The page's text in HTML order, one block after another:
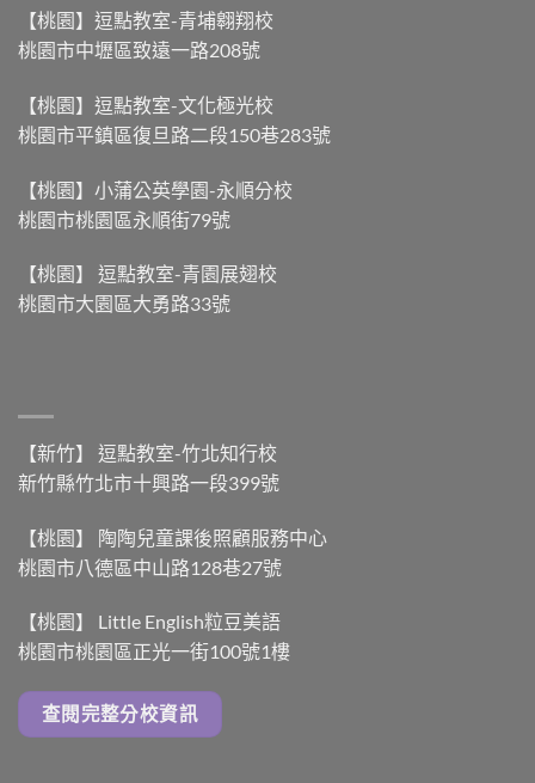
不
等
於
得
】〉
部
與
部
粽，
到
別
在
鑑
ep.22-
【你
蚊
子
中
【桃園】逗點教室-青埔翱翔校
桃園市中壢區致遠一路208號
【桃園】逗點教室-文化極光校
桃園市平鎮區復旦路二段150巷283號
【桃園】小蒲公英學園-永順分校
桃園市桃園區永順街79號
【桃園】 逗點教室-青園展翅校
桃園市大園區大勇路33號
【新竹】 逗點教室-竹北知行校
新竹縣竹北市十興路一段399號
【桃園】 陶陶兒童課後照顧服務中心
桃園市八德區中山路128巷27號
【桃園】 Little English粒豆美語
桃園市桃園區正光一街100號1樓
查閱完整分校資訊